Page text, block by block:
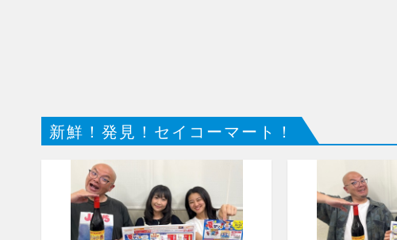
新鮮！発見！セイコーマート！